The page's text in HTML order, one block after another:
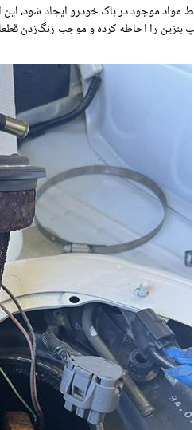
موجود در باک خودرو ایجاد شود، این
پمپ بنزین را احاطه کرده و موجب